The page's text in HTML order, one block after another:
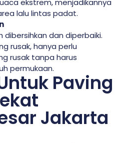
ekstrem, menjadikannya
lalu lintas padat.
dibersihkan dan diperbaiki.
rusak, hanya perlu
rusak tanpa harus
permukaan.
Paving
Jakarta